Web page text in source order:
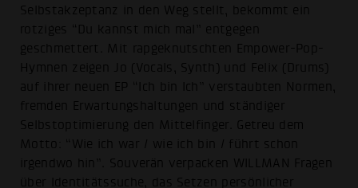
Selbstakzeptanz in den Weg stellt, bekommt ein
rotziges “Du kannst mich mal” entgegen
geschmettert. Mit rapgeknutschten Empower-Pop-
Hymnen zeigen Jo (Vocals, Synth) und Felix (Drums)
auf ihrer neuen EP “Ich bin Ich” verstaubten Normen,
fremden Erwartungshaltungen und ständiger
Selbstoptimierung den Mittelfinger. Getreu dem
Motto: “Wie ich war / wie ich bin / führt schon
irgendwo hin”. Souverän verpacken WILLMAN Fragen
über Identitätssuche, das Setzen persönlicher